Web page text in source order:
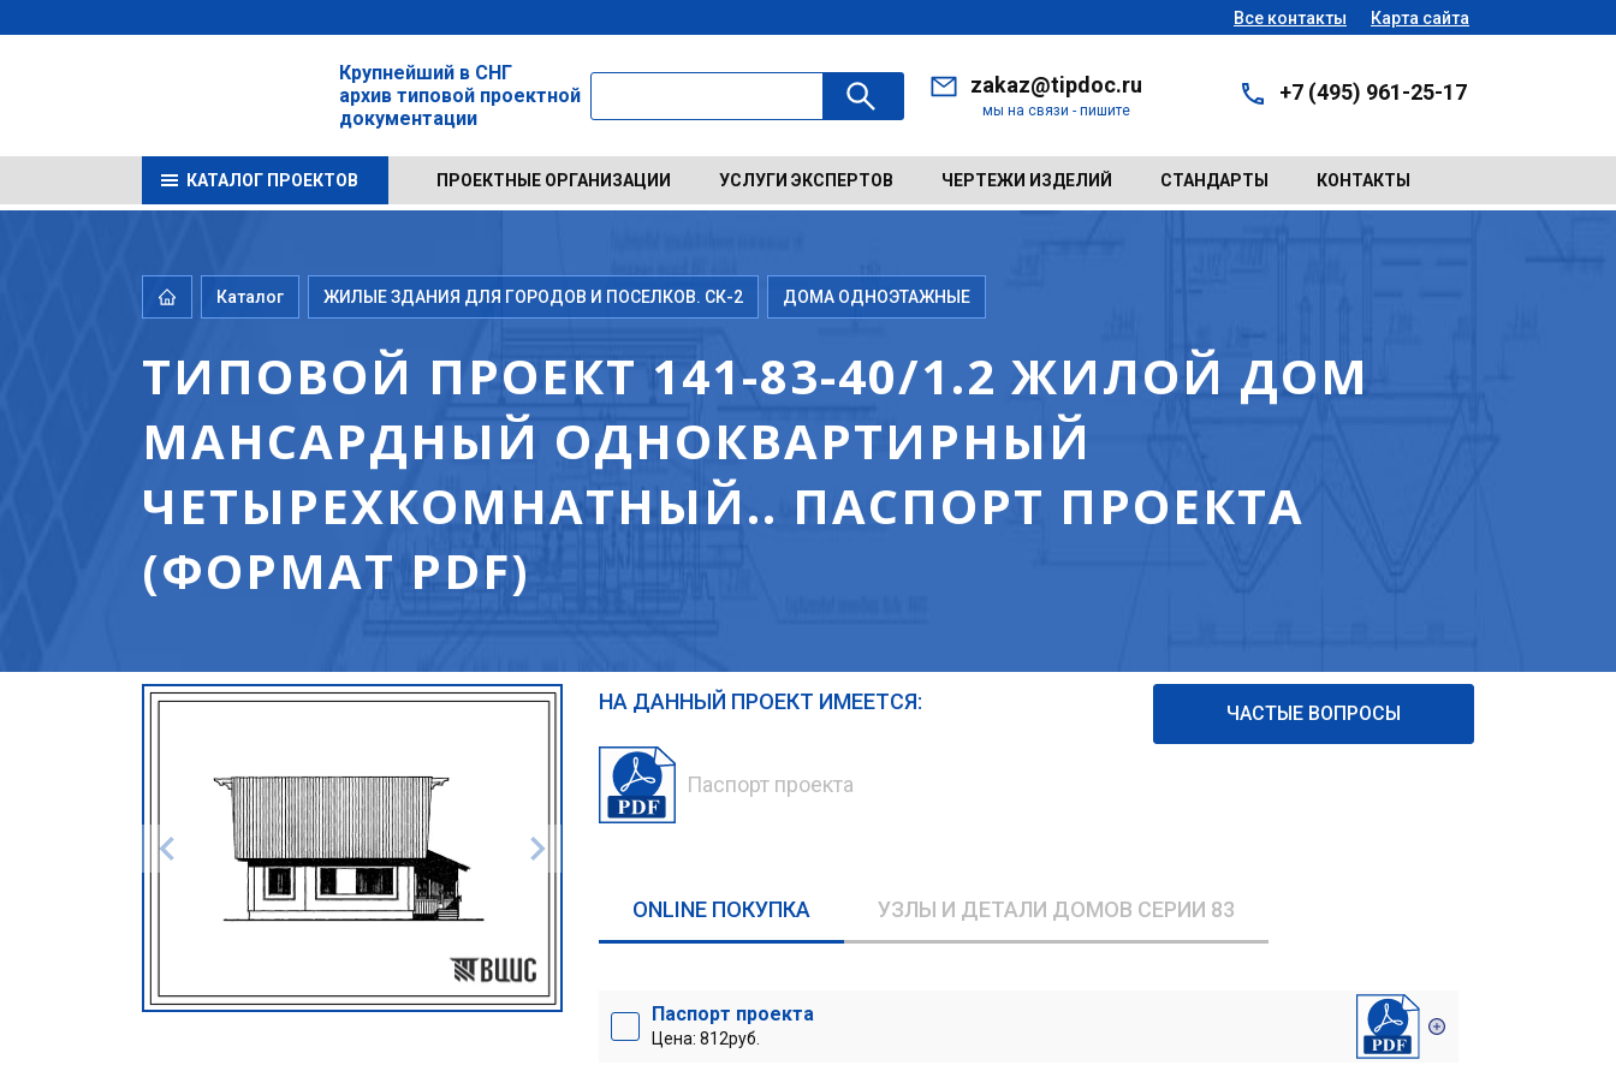
Все контакты Карта сайта
Крупнейший в СНГ
архив типовой проектной
документации
zakaz@tipdoc.ru
мы на связи - пишите
+7 (495) 961-25-17
КАТАЛОГ ПРОЕКТОВ ПРОЕКТНЫЕ ОРГАНИЗАЦИИ УСЛУГИ ЭКСПЕРТОВ ЧЕРТЕЖИ ИЗДЕЛИЙ СТАНДАРТЫ КОНТАКТЫ
Каталог ЖИЛЫЕ ЗДАНИЯ ДЛЯ ГОРОДОВ И ПОСЕЛКОВ. СК-2 ДОМА ОДНОЭТАЖНЫЕ
ТИПОВОЙ ПРОЕКТ 141-83-40/1.2 ЖИЛОЙ ДОМ
МАНСАРДНЫЙ ОДНОКВАРТИРНЫЙ
ЧЕТЫРЕХКОМНАТНЫЙ.. ПАСПОРТ ПРОЕКТА
(ФОРМАТ PDF)
НА ДАННЫЙ ПРОЕКТ ИМЕЕТСЯ:
Паспорт проекта
ЧАСТЫЕ ВОПРОСЫ
ONLINE ПОКУПКА УЗЛЫ И ДЕТАЛИ ДОМОВ СЕРИИ 83
Паспорт проекта
Цена: 812руб.